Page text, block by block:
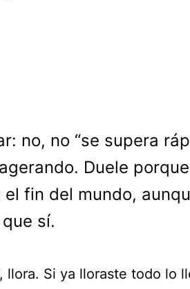
no, no “se supera
Duele
fin del mundo,
sí.
llora. Si ya lloraste todo lo